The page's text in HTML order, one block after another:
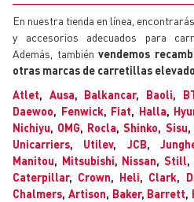
En nuestra tienda en línea,
y accesorios adecuados para
Además, tambiénvendemos
otras marcas de carretillas
Atlet, Ausa, Balkancar, Baoli,
Daewoo, Fenwick, Fiat, Halla,
Nichiyu, OMG, Rocla,Shinko, Sisu,
Unicarriers, Utilev, JCB,
Manitou, Mitsubishi, Nissan, Still,
Caterpillar, Crown, Heli, Clark,
Chalmers, Artison, Baker, Barrett,